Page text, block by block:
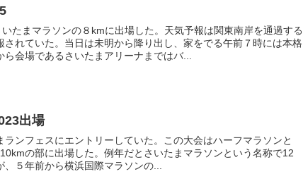
たまマラソンの８kmに出場した。天気予報は関東南岸を通過する
されていた。当日は未明から降り出し、家をでる午前７時には本格
会場であるさいたまアリーナまではバ...
出場
ンフェスにエントリーしていた。この大会はハーフマラソンと
の部に出場した。例年だとさいたまマラソンという名称で12
５年前から横浜国際マラソンの...